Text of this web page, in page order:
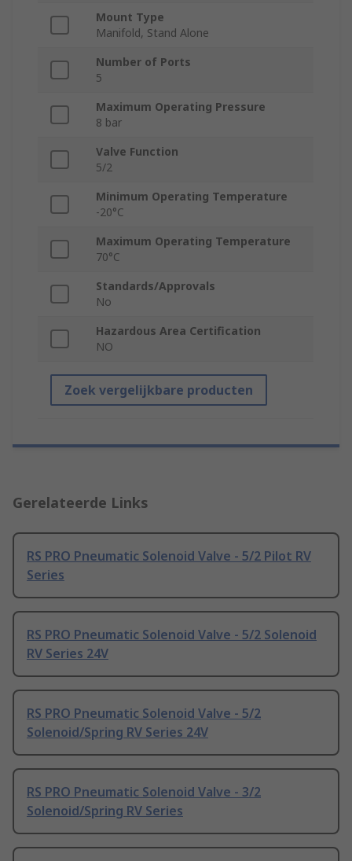
Mount Type
Manifold, Stand Alone
Number of Ports
5
Maximum Operating Pressure
8 bar
Valve Function
5/2
Minimum Operating Temperature
-20°C
Maximum Operating Temperature
70°C
Standards/Approvals
No
Hazardous Area Certification
NO
Zoek vergelijkbare producten
Gerelateerde Links
RS PRO Pneumatic Solenoid Valve - 5/2 Pilot RV
Series
RS PRO Pneumatic Solenoid Valve - 5/2 Solenoid
RV Series 24V
RS PRO Pneumatic Solenoid Valve - 5/2
Solenoid/Spring RV Series 24V
RS PRO Pneumatic Solenoid Valve - 3/2
Solenoid/Spring RV Series